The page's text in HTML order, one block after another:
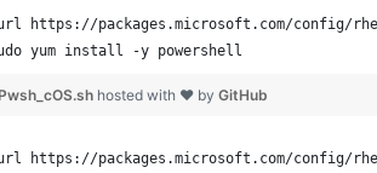
https://packages.microsoft.com/config/
yum install -y powershell
hosted with ❤ by GitHub
https://packages.microsoft.com/config/